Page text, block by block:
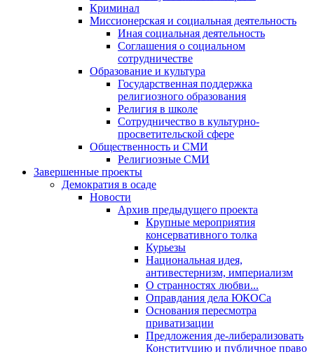
Криминал
Миссионерская и социальная деятельность
Иная социальная деятельность
Соглашения о социальном
сотрудничестве
Образование и культура
Государственная поддержка
религиозного образования
Религия в школе
Сотрудничество в культурно-
просветительской сфере
Общественность и СМИ
Религиозные СМИ
Завершенные проекты
Демократия в осаде
Новости
Архив предыдущего проекта
Крупные мероприятия
консервативного толка
Курьезы
Национальная идея,
антивестернизм, империализм
О странностях любви...
Оправдания дела ЮКОСа
Основания пересмотра
приватизации
Предложения де-либерализовать
Конституцию и публичное право